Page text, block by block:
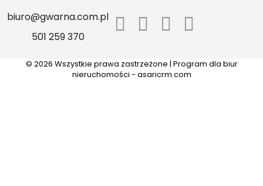
biuro@gwarna.com.pl
501 259 370
© 2026 Wszystkie prawa zastrzeżone | Program dla biur
nieruchomości - asaricrm.com